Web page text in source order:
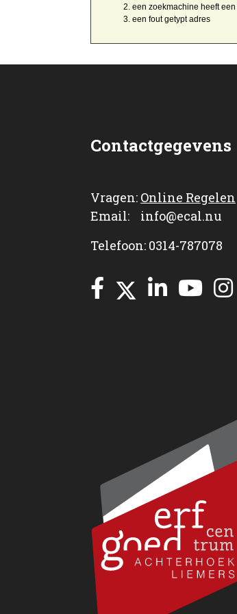
een zoekmachine heeft een
een fout getyptadres
Contactgegevens
Vragen: Online Regelen
Email: info@ecal.nu
Telefoon: 0314-787078